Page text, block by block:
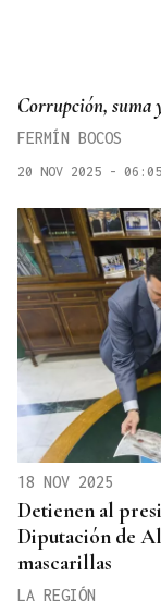
Corrupción, suma
FERMÍN BOCOS
20 NOV 2025 - 06:05
18 NOV 2025
Detienen al
Diputación de
mascarillas
LA REGIÓN